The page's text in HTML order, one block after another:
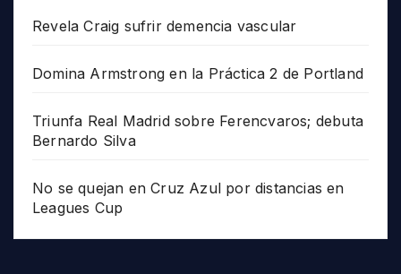
Revela Craig sufrir demencia vascular
Domina Armstrong en la Práctica 2 de Portland
Triunfa Real Madrid sobre Ferencvaros; debuta
Bernardo Silva
No se quejan en Cruz Azul por distancias en
Leagues Cup